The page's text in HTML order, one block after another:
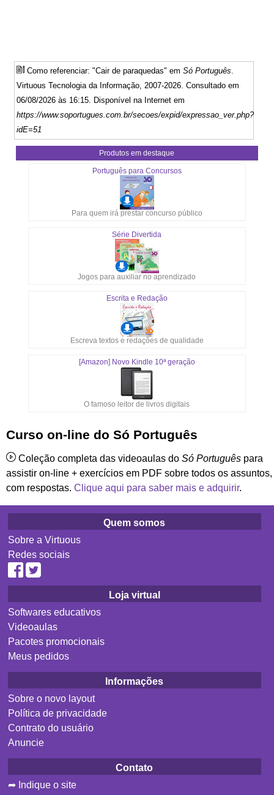
Como referenciar: "Cair de paraquedas" emSó Português
Virtuous Tecnologia da Informação, 2007-2026. Consultado em
06/08/2026 às 16:15. Disponível na Internet em
https://www.soportugues.com.br/secoes/expid/expressao_ver.php?
idE=51
Produtos em destaque
Português para Concursos
Para quem irá prestar concurso público
Série Divertida
Jogos para auxiliar no aprendizado
Escrita e Redação
Escreva textos e redações de qualidade
[Amazon] Novo Kindle 10ª geração
O famoso leitor de livros digitais
Curso on-line do Só Português
Coleção completa das videoaulas do Só Português para
assistir on-line + exercícios em PDF sobre todos os assuntos,
com respostas. Clique aqui para saber mais e adquirir.
Quem somos
Sobre a Virtuous
Redes sociais
Loja virtual
Softwares educativos
Videoaulas
Pacotes promocionais
Meus pedidos
Informações
Sobre o novo layout
Política de privacidade
Contrato do usuário
Anuncie
Contato
➦ Indique o site